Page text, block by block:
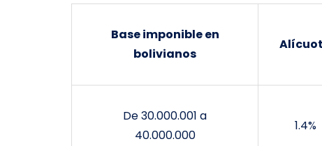
Base imponible en
bolivianos
De 30.000.001 a
40.000.000
1.4%